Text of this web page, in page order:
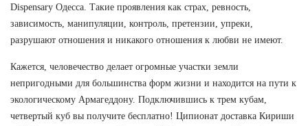
Dispensary Одесса. Такие проявления как страх, ревность,
зависимость, манипуляции, контроль, претензии, упреки,
разрушают отношения и никакого отношения к любви не имеют.
Кажется, человечество делает огромные участки земли
непригодными для большинства форм жизни и находится на пути к
экологическому Армагеддону. Подключившись к трем кубам,
четвертый куб вы получите бесплатно! Ципионат доставка Кириши